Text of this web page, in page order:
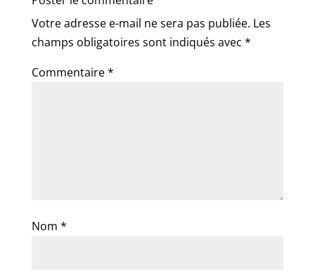
Votre adresse e-mail ne sera pas publiée. Les
champs obligatoires sont indiqués avec *
Commentaire*
Nom *